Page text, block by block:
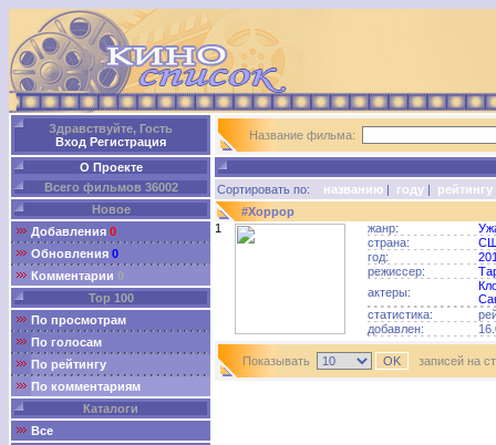
Здравствуйте, Гость
Вход Регистрация
О Проекте
Всего фильмов 36002
Новое
Добавления 0
Обновления 0
Комментарии 0
Top 100
По просмотрам
По голосам
По рейтингу
По комментариям
Каталоги
Все
Название фильма:
Сортировать по: названию | году | рейтингу
#Хоррор
1
жанр:
страна:
год:
режиссер:
актеры:
статистика:
добавлен:
Показывать записей на